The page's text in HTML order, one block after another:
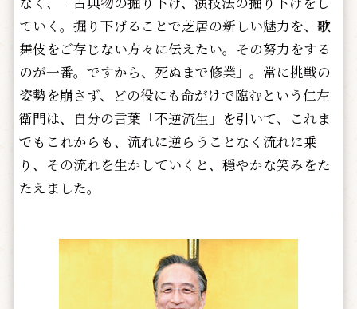
ていく。掘り下げることで芝居の新しい魅力を、歌
舞伎をご存じない方々に伝えたい。その努力をする
のが一番。ですから、死ぬまで修業」。常に挑戦の
姿勢を崩さず、どの役にも命がけで臨むという仁左
衛門は、自分の言葉「不逆流生」を引いて、これま
でもこれからも、流れに逆らうことなく流れに乗
り、その流れを生かしていくと、穏やかな笑みをた
たえました。